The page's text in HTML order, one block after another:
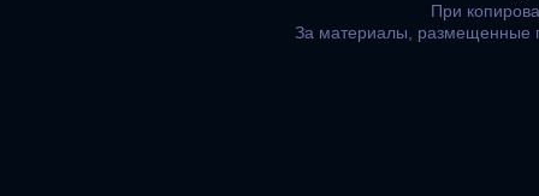
При
За материалы, размещенные